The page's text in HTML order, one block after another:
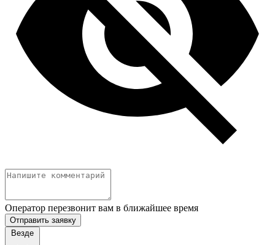
Оператор перезвонит вам в ближайшее время
Отправить заявку
Везде